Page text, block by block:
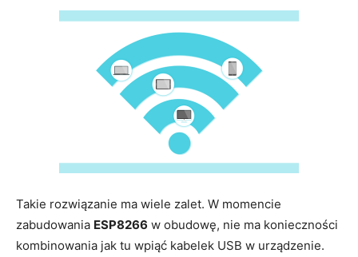
Takie rozwiązanie ma wiele zalet. W momencie
zabudowania ESP8266 w obudowę, nie ma konieczności
kombinowania jak tu wpiąć kabelek USB w urządzenie.